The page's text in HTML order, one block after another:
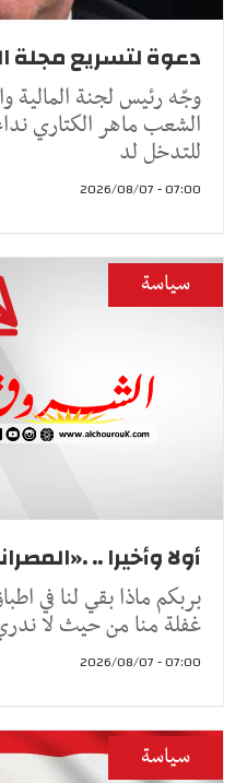
دعوة لتسريع مجلة
وجّه رئيس لجنة المالية
الشعب ماهر الكتاري
للتدخل لد
07:00 - 2026/08/07
سياسة
أولا وأخيرا ..
بربكم ماذا بقي لنا في
غفلة منا من حيث لا ندري
07:00 - 2026/08/07
سياسة